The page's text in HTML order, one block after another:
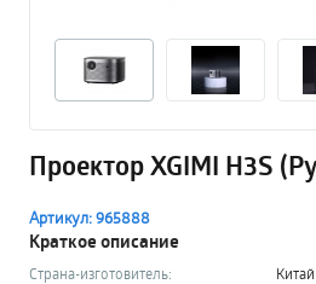
Проектор XGIMI H3S
Артикул: 965888
Краткое описание
Страна-изготовитель:
Китай